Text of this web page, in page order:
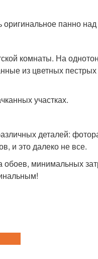
оригинальное панно
комнаты. На
из цветных
участках.
деталей:
и это далеко не все.
обоев, минимальных